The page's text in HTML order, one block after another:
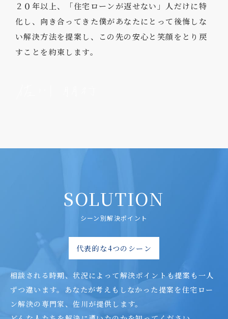
２０年以上、「住宅ローンが返せない」人だけに特
化し、向き合ってきた僕があなたにとって後悔しな
い解決方法を提案し、
この先の安心と笑顔をとり戻
すことを約束します。
SOLUTION
シーン別解決ポイント
代表的な4つのシーン
相談される時期、状況によって解決ポイントも提案も一人
ずつ違います。
あなたが考えもしなかった提案を住宅ロー
ン解決の専門家、佐川が提供します。